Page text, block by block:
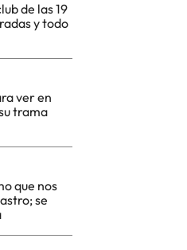
de las 19
y todo
ver en
trama
que nos
se